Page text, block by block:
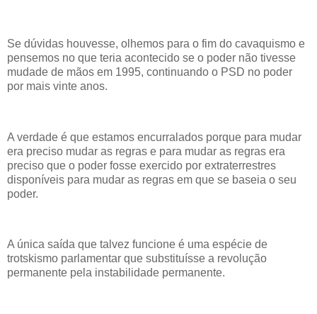
Se dúvidas houvesse, olhemos para o fim do cavaquismo e
pensemos no que teria acontecido se o poder não tivesse
mudade de mãos em 1995, continuando o PSD no poder
por mais vinte anos.
A verdade é que estamos encurralados porque para mudar
era preciso mudar as regras e para mudar as regras era
preciso que o poder fosse exercido por extraterrestres
disponíveis para mudar as regras em que se baseia o seu
poder.
A única saída que talvez funcione é uma espécie de
trotskismo parlamentar que substituísse a revolução
permanente pela instabilidade permanente.